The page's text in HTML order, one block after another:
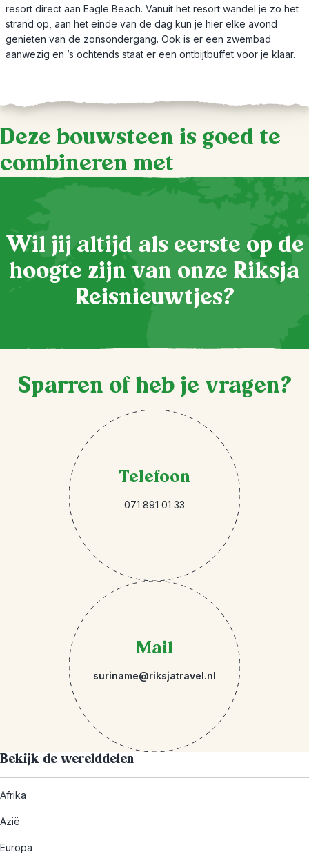
resort direct aan Eagle Beach. Vanuit het resort wandel je zo het
strand op, aan het einde van de dag kun je hier elke avond
genieten van de zonsondergang. Ook is er een zwembad
aanwezig en ’s ochtends staat er een ontbijtbuffet voor je klaar.
Deze bouwsteen is goed te
combineren met
Wil jij altijd als eerste op de
hoogte zijn van onze Riksja
Reisnieuwtjes?
Sparren of heb je vragen?
Telefoon
071 891 01 33
Mail
suriname@riksjatravel.nl
Bekijk de werelddelen
Afrika
Azië
Europa